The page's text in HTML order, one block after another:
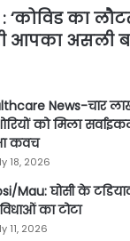
का
आपका असली
News-चार
को मिला
कवच
18, 2026
Mau: घोसी के
का टोटा
11, 2026